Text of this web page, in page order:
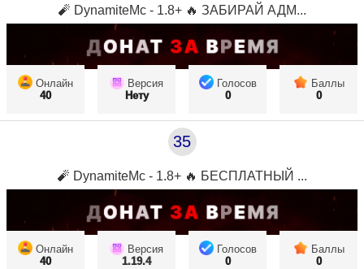
🧨 DynamiteMc - 1.8+ 🔥 ЗАБИРАЙ АДМ...
Онлайн
40
Версия
Нету
Голосов
0
Баллы
0
35
🧨 DynamiteMc - 1.8+ 🔥 БЕСПЛАТНЫЙ ...
Онлайн
40
Версия
1.19.4
Голосов
0
Баллы
0